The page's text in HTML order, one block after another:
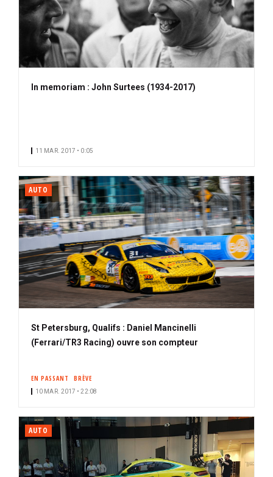
In memoriam : John Surtees (1934-2017)
11 MAR. 2017 • 0:05
AUTO
St Petersburg, Qualifs : Daniel Mancinelli
(Ferrari/TR3 Racing) ouvre son compteur
EN PASSANT BRÈVE
10 MAR. 2017 • 22:08
AUTO